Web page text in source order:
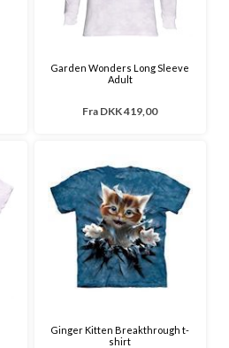
Garden Wonders Long Sleeve
Adult
Fra DKK 419,00
Ginger Kitten Breakthrough t-
shirt